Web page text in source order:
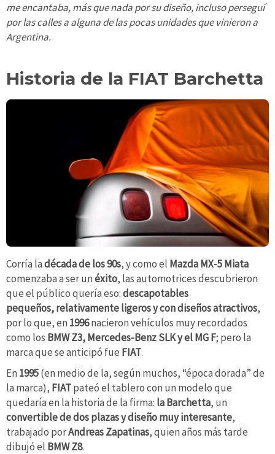
me encantaba, más que nada por su diseño, incluso perseguí
por las calles a alguna de las pocas unidades que vinieron a
Argentina.
Historia de la FIAT Barchetta
Corría ladécada de los 90s, y como el Mazda MX-5 Miata
comenzaba a ser unéxito, las automotrices descubrieron
que el público quería eso:descapotables
pequeños, relativamente ligeros y con diseños atractivos,
por lo que, en 1996nacieron vehículos muy recordados
como los BMW Z3,Mercedes-Benz SLK y el MG F; pero la
marca que se anticipó fue FIAT.
En 1995(en medio de la, según muchos, “época dorada” de
la marca), FIATpateó el tablero con un modelo que
quedaría en la historia de la firma: la Barchetta, un
convertible de dos plazas y diseño muy interesante,
trabajado porAndreas Zapatinas, quien años más tarde
dibujó el BMW Z8.